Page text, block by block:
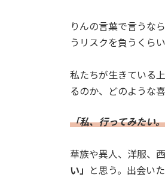
りんの言葉で言うな
うリスクを負うくら
私たちが生きている
るのか、どのような
「私、行ってみたい
華族や異人、洋服、
い」
と思う。出会い